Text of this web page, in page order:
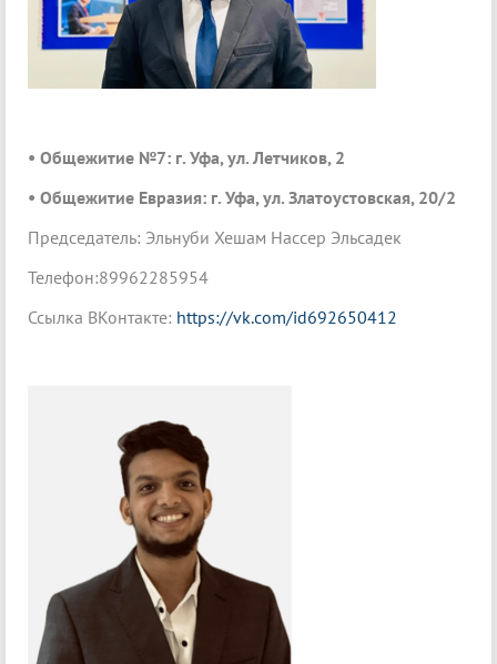
• Общежитие №7: г. Уфа, ул. Летчиков, 2
• Общежитие Евразия: г. Уфа, ул. Златоустовская, 20/2
Председатель: Эльнуби Хешам Нассер Эльсадек
Телефон:89962285954
Ссылка ВКонтакте: https://vk.com/id692650412